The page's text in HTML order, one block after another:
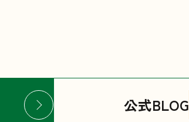
公式BLOG